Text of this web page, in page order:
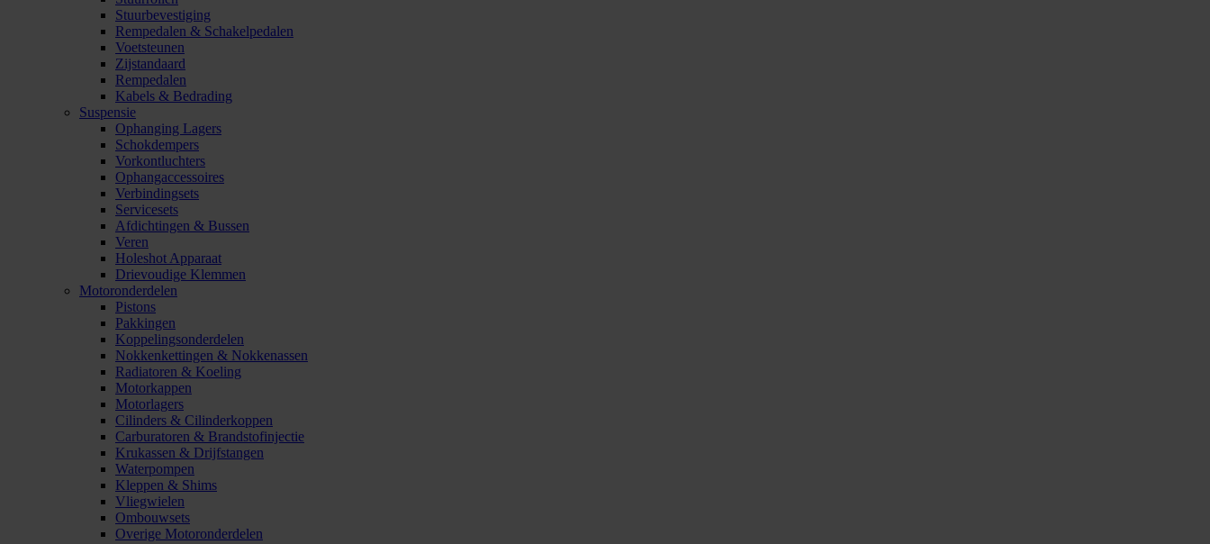
Stuurbevestiging
Rempedalen & Schakelpedalen
Voetsteunen
Zijstandaard
Rempedalen
Kabels & Bedrading
Suspensie
Ophanging Lagers
Schokdempers
Vorkontluchters
Ophangaccessoires
Verbindingsets
Servicesets
Afdichtingen & Bussen
Veren
Holeshot Apparaat
Drievoudige Klemmen
Motoronderdelen
Pistons
Pakkingen
Koppelingsonderdelen
Nokkenkettingen & Nokkenassen
Radiatoren & Koeling
Motorkappen
Motorlagers
Cilinders & Cilinderkoppen
Carburatoren & Brandstofinjectie
Krukassen & Drijfstangen
Waterpompen
Kleppen & Shims
Vliegwielen
Ombouwsets
Overige Motoronderdelen